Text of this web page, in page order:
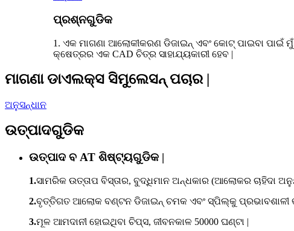
ପ୍ରଶ୍ନଗୁଡିକ
1. ଏକ ମାଗଣା ଆଲୋକୀକରଣ ଡିଜାଇନ୍ ଏବଂ କୋଟ୍ ପାଇବା
କ୍ଷେତ୍ରର ଏକ CAD ଚିତ୍ର ସାହାଯ୍ୟକାରୀ ହେବ |
ମାଗଣା ଡାଏଲକ୍ସ ସିମୁଲେସନ୍ ପଚାର |
ଅନୁସନ୍ଧାନ
ଉତ୍ପାଦଗୁଡିକ
ଉତ୍ପାଦ ବ AT ଶିଷ୍ଟ୍ୟଗୁଡିକ |
1.ସାମରିକ ଉତ୍ତାପ ବିସ୍ତାର, ବୁଦ୍ଧିମାନ ଅନ୍ଧକାର (ଆଲୋକର ଚାହିଦା
2.ବୃତ୍ତିଗତ ଆଲୋକ ବଣ୍ଟନ ଡିଜାଇନ୍ ଚମକ ଏବଂ ସ୍ପିଲ୍କୁ ପ୍ରଭାବଶାଳୀ
3.ମୂଳ ଆମଦାନୀ ହୋଇଥିବା ଚିପ୍ସ, ଜୀବନକାଳ 50000 ଘଣ୍ଟା |